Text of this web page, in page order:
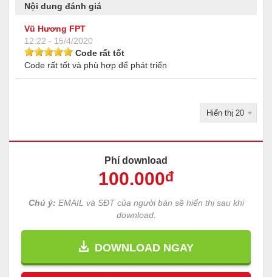
Nội dung đánh giá
Vũ Hương FPT
12:22 - 15/4/2020
Code rất tốt
Code rất tốt và phù hợp để phát triển
Phí download
100.000đ
Chú ý: EMAIL và SĐT của người bán sẽ hiển thị sau khi
download.
DOWNLOAD NGAY